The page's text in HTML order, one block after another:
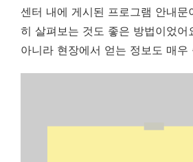
센터 내에 게시된 프로그램 안내문
히 살펴보는 것도 좋은 방법이었어
아니라 현장에서 얻는 정보도 매우